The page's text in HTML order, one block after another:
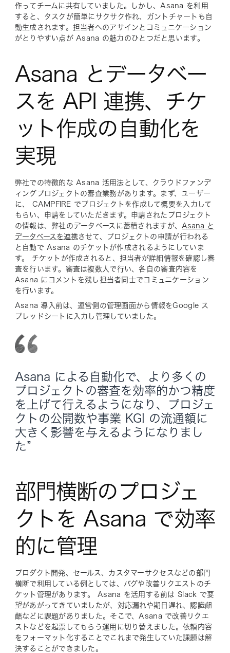
作ってチームに共有していました。しかし、Asana を利用
すると、タスクが簡単にサクサク作れ、ガントチャートも自
動生成されます。担当者へのアサインとコミュニケーション
がとりやすい点が Asana の魅力のひとつだと思います。
Asana とデータベー
スを API 連携、チケ
ット作成の自動化を
実現
弊社での特徴的な Asana 活用法として、クラウドファンデ
ィングプロジェクトの審査業務があります。まず、ユーザー
に、 CAMPFIRE でプロジェクトを作成して概要を入力して
もらい、申請をしていただきます。申請されたプロジェクト
の情報は、弊社のデータベースに蓄積されますが、 Asana と
データベースを連携させて、プロジェクトの申請が行われる
と自動で Asana のチケットが作成されるようにしていま
す。 チケットが作成されると、担当者が詳細情報を確認し審
査を行います。審査は複数人で行い、各自の審査内容を
Asana にコメントを残し担当者同士でコミュニケーション
を行います。
Asana 導入前は、運営側の管理画面から情報をGoogle ス
プレッドシートに入力し管理していました。
Asana による自動化で、より多くの
プロジェクトの審査を効率的かつ精度
を上げて行えるようになり、プロジェ
クトの公開数や事業 KGI の流通額に
大きく影響を与えるようになりまし
た”
部門横断のプロジェ
クトを Asana で効率
的に管理
プロダクト開発、セールス、カスタマーサクセスなどの部門
横断で利用している例としては、バグや改善リクエストのチ
ケット管理があります。 Asana を活用する前は Slack で要
望があがってきていましたが、対応漏れや期日遅れ、認識齟
齬などに課題がありました。そこで、Asana で改善リクエ
ストなどを起票してもらう運用に切り替えました。依頼内容
をフォーマット化することでこれまで発生していた課題は解
決することができました。